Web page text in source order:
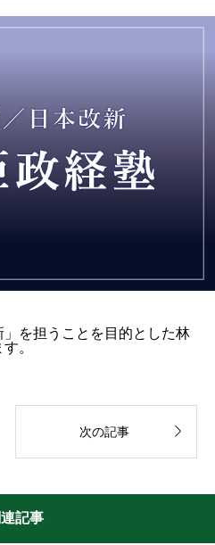
」を担うことを目的とした林
。
次の記事 
記事